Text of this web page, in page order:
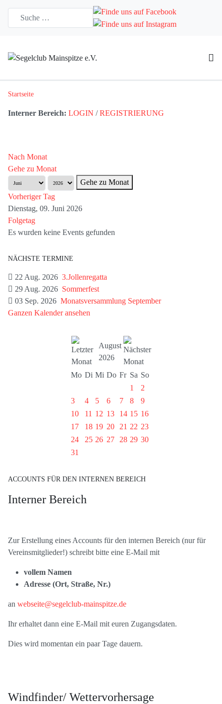
Startseite
Interner Bereich: LOGIN /REGISTRIERUNG
Nach Monat
Gehe zu Monat
Gehe zu Monat
Vorheriger Tag
Dienstag, 09. Juni 2026
Folgetag
Es wurden keine Events gefunden
NÄCHSTE TERMINE
22 Aug. 2026 3.Jollenregatta
29 Aug. 2026 Sommerfest
03 Sep. 2026 Monatsversammlung September
Ganzen Kalender ansehen
August
2026
Mo Di Mi Do Fr Sa So
1
2
3
4 5 6 7 8
9
10
11 12 13 14 15 16
17
18 19 20 21 22 23
24
25 26 27 28 29 30
31
ACCOUNTS FÜR DEN INTERNEN BEREICH
Interner Bereich
Zur Erstellung eines Accounts für den internen Bereich (nur für
Vereinsmitglieder!) schreibt bitte eine E-Mail mit
vollem Namen
Adresse (Ort, Straße, Nr.)
an webseite@segelclub-mainspitze.de
Ihr erhaltet dann eine E-Mail mit euren Zugangsdaten.
Dies wird momentan ein paar Tage dauern.
Windfinder/ Wettervorhersage